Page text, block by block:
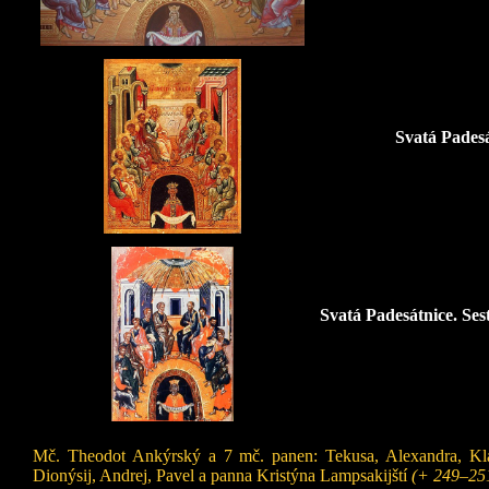
Svatá
Svatá Padesátnice.
Mč. Theodot Ankýrský a 7 mč. panen: Tekusa, Alexandra,
Dionýsij, Andrej, Pavel a panna Kristýna Lampsakijští(+